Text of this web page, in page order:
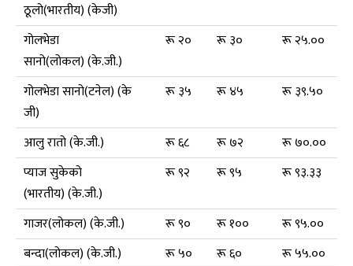
ठूलो(भारतीय) (केजी)
गोलभेडा
सानो(लोकल) (के.जी.)
रू २० रू ३० रू २५.००
गोलभेडा सानो(टनेल) (के
जी)
रू ३५ रू ४५ रू ३९.५०
आलु रातो (के.जी.) रू ६८ रू ७२
रू ७०.००
प्याज सुकेको
(भारतीय) (के.जी.)
रू ९२ रू ९५ रू ९३.३३
गाजर(लोकल) (के.जी.) रू ९० रू १००
रू ९५.००
बन्दा(लोकल) (के.जी.)
रू ५० रू ६०
रू ५५.००